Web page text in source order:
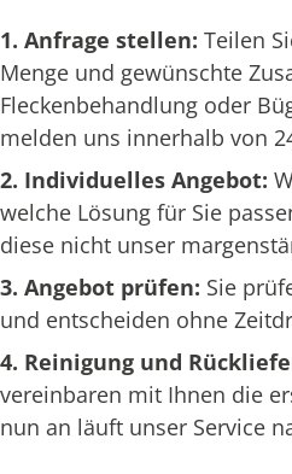
1. Anfrage stellen: Teilen
Menge und gewünschte
Fleckenbehandlung oder
melden uns innerhalb von
2. Individuelles Angebot:
welche Lösung für Sie
diese nicht unser
3. Angebot prüfen: Sie
und entscheiden ohne
4. Reinigung und
vereinbaren mit Ihnen die
nun an läuft unser Service